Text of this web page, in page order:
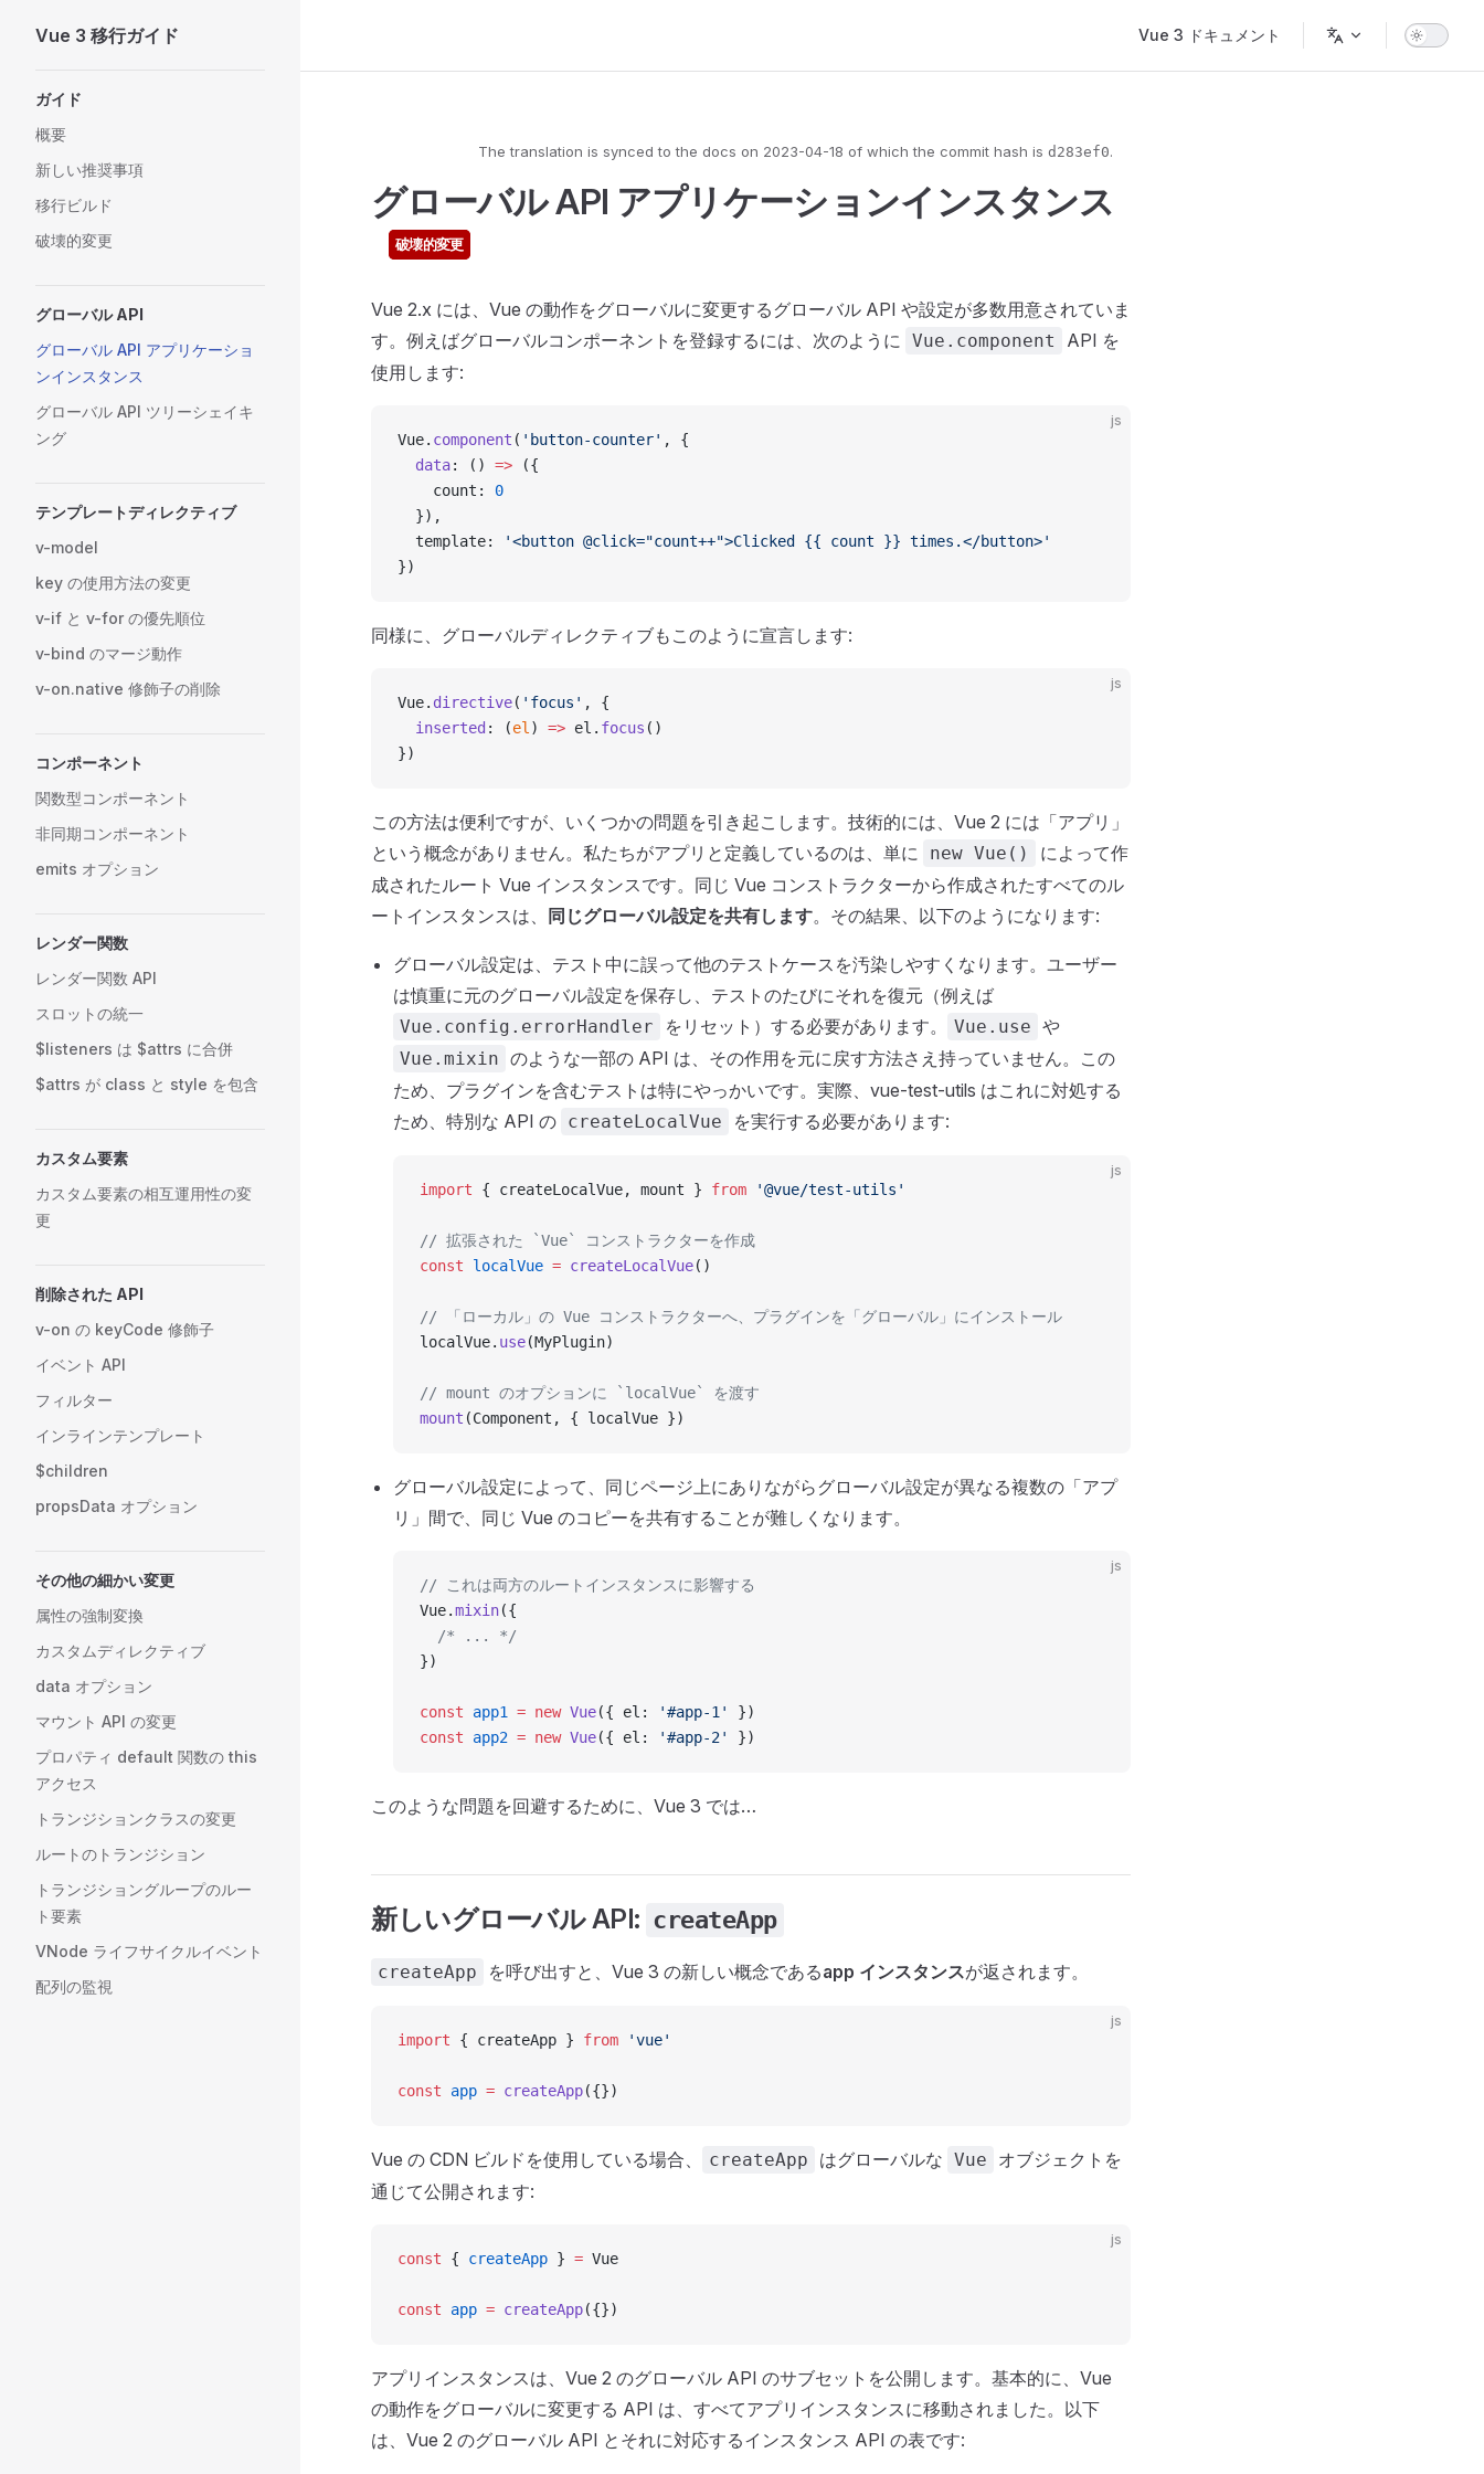
Skip to content
Vue 3 移行ガイド Vue 3 ドキュメント
ガイド
概要
新しい推奨事項
移行ビルド
破壊的変更
グローバル API
グローバル API アプリケーショ
ンインスタンス
グローバル API ツリーシェイキ
ング
テンプレートディレクティブ
v-model
key の使用方法の変更
v-if と v-for の優先順位
v-bind のマージ動作
v-on.native 修飾子の削除
コンポーネント
関数型コンポーネント
非同期コンポーネント
emits オプション
レンダー関数
レンダー関数 API
スロットの統一
$listeners は $attrs に合併
$attrs が class と style を包含
カスタム要素
カスタム要素の相互運用性の変
更
削除された API
v-on の keyCode 修飾子
イベント API
フィルター
インラインテンプレート
$children
propsData オプション
その他の細かい変更
属性の強制変換
カスタムディレクティブ
data オプション
マウント API の変更
プロパティ default 関数の this
アクセス
トランジションクラスの変更
ルートのトランジション
トランジショングループのルー
ト要素
VNode ライフサイクルイベント
配列の監視
The translation is synced to the docs on 2023-04-18 of which the commit hash is d283ef0.
グローバル API アプリケーションインスタンス
破壊的変更
Vue 2.x には、Vue の動作をグローバルに変更するグローバル API や設定が多数用意されていま
す。例えばグローバルコンポーネントを登録するには、次のように Vue.component
API を
使用します:
js
Vue. component ( 'button-counter' , {
  data
: () => ({
    count:
0
  }),
  template:
'<button @click="count++">Clicked {{ count }} times.</button>'
})
同様に、グローバルディレクティブもこのように宣言します:
js
Vue. directive( 'focus' , {
  inserted
: (el ) => el. focus ()
})
この方法は便利ですが、いくつかの問題を引き起こします。技術的には、Vue 2 には「アプリ」
という概念がありません。私たちがアプリと定義しているのは、単に
new Vue()
によって作
成されたルート Vue インスタンスです。同じ Vue コンストラクターから作成されたすべてのル
ートインスタンスは、
同じグローバル設定を共有します。その結果、以下のようになります:
グローバル設定は、テスト中に誤って他のテストケースを汚染しやすくなります。ユーザー
は慎重に元のグローバル設定を保存し、テストのたびにそれを復元（例えば
Vue.config.errorHandler をリセット）する必要があります。 Vue.use や
Vue.mixin のような一部の API は、その作用を元に戻す方法さえ持っていません。この
ため、プラグインを含むテストは特にやっかいです。実際、vue-test-utils はこれに対処する
ため、特別な API の createLocalVue を実行する必要があります:
js
import { createLocalVue, mount } from '@vue/test-utils'
// 拡張された `Vue` コンストラクターを作成
const localVue = createLocalVue()
// 「ローカル」の Vue コンストラクターへ、プラグインを「グローバル」にインストール
localVue. use(MyPlugin)
// mount のオプションに `localVue` を渡す
mount (Component, { localVue })
グローバル設定によって、同じページ上にありながらグローバル設定が異なる複数の「アプ
リ」間で、同じ Vue のコピーを共有することが難しくなります。
js
// これは両方のルートインスタンスに影響する
Vue.mixin({
  /* ... */
})
const app1 = new Vue({ el: '#app-1'
})
const app2 = new Vue({ el: '#app-2' })
このような問題を回避するために、Vue 3 では…
新しいグローバル API: createApp
createApp を呼び出すと、Vue 3 の新しい概念であるapp インスタンスが返されます。
js
import { createApp } from 'vue'
const app = createApp({})
Vue の CDN ビルドを使用している場合、 createApp はグローバルな Vue
オブジェクトを
通じて公開されます:
js
const { createApp } = Vue
const app = createApp({})
アプリインスタンスは、Vue 2 のグローバル API のサブセットを公開します。基本的に、Vue
の動作をグローバルに変更する API は、すべてアプリインスタンスに移動されました。以下
は、Vue 2 のグローバル API とそれに対応するインスタンス API の表です: